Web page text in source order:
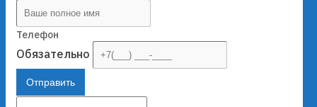
Телефон
Обязательно
Отправить